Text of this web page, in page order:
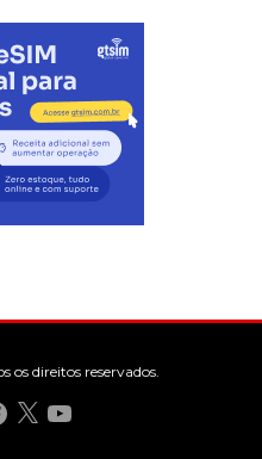
os direitos reservados.
X YouTube